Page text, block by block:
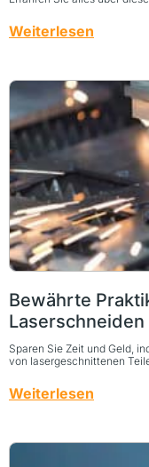
Weiterlesen
Bewährte
Laserschneiden
Sparen Sie Zeit und Geld,
von lasergeschnittenen
Weiterlesen